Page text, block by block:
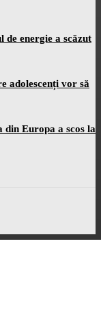
energie a scăzut
adolescenți vor să
din Europa a scos la